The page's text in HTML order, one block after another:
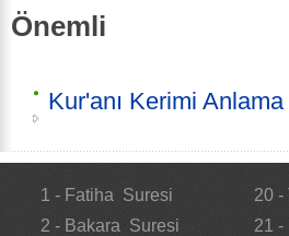
Önemli
Kur'anı Kerimi Anlama
1 - Fatiha Suresi
2 - Bakara Suresi
20
21